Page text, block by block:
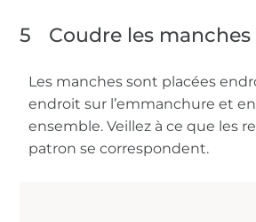
5 Coudre les manches
Les manches sont placées
endroit sur l’emmanchure et
ensemble. Veillez à ce que les
patron se correspondent.